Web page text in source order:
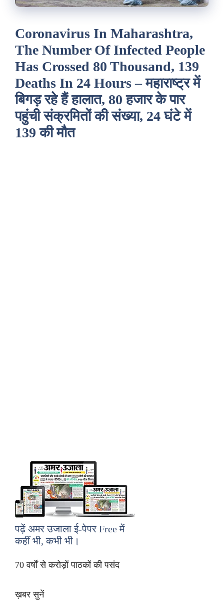
Coronavirus In Maharashtra,
The Number Of Infected People
Has Crossed 80 Thousand, 139
Deaths In 24 Hours – महाराष्ट्र में
बिगड़ रहे हैं हालात, 80 हजार के पार
पहुंची संक्रमितों की संख्या, 24 घंटे में
139 की मौत
पढ़ें अमर उजाला ई-पेपर Freeमें
कहीं भी, कभी भी।
70 वर्षों से करोड़ों पाठकों की पसंद
ख़बर सुनें